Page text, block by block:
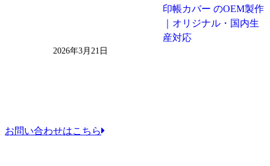
印帳カバー のOEM製作
｜オリジナル・国内生
産対応
2026年3月21日
お問い合わせはこちら